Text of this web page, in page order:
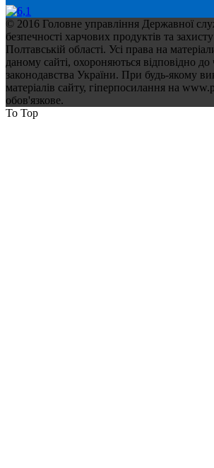
© 2016 Головне управління Державної
безпечності харчових продуктів та
Полтавській області. Усі права на
даному сайті, охороняються відповідно
законодавства України. При будь-якому
матеріалів сайту, гіперпосилання на
обов'язкове.
To Top